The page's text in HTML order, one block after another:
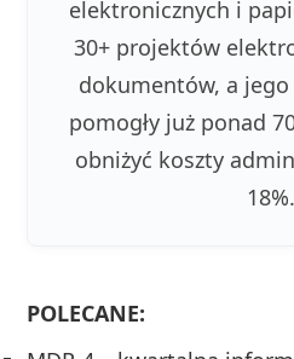
elektronicznych i
30+ projektów
dokumentów, a jego
pomogły już ponad
obniżyć koszty
18%.
POLECANE: